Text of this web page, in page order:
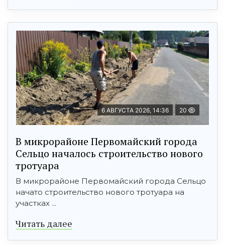
6 АВГУСТА 2026, 14:36 20
В микрорайоне Первомайский города
Сельцо началось строительство нового
тротуара
В микрорайоне Первомайский города Сельцо
начато строительство нового тротуара на
участках ...
Читать далее